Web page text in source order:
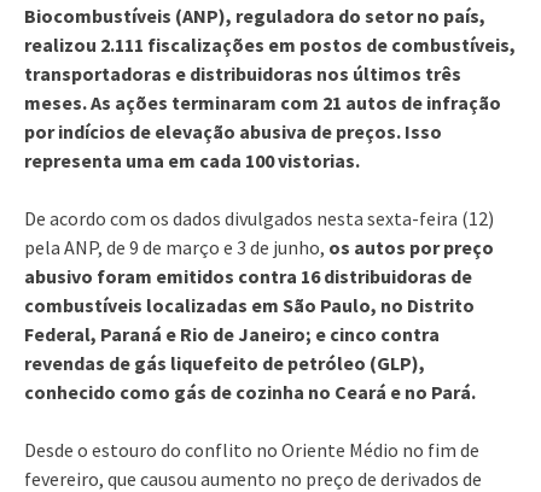
Biocombustíveis (ANP), reguladora do setor no país,
realizou 2.111 fiscalizações em postos de combustíveis,
transportadoras e distribuidoras nos últimos três
meses. As ações terminaram com 21 autos de infração
por indícios de elevação abusiva de preços. Isso
representa uma em cada 100 vistorias.
De acordo com os dados divulgados nesta sexta-feira (12)
pela ANP, de 9 de março e 3 de junho, os autos por preço
abusivo foram emitidos contra 16 distribuidoras de
combustíveis localizadas em São Paulo, no Distrito
Federal, Paraná e Rio de Janeiro; e cinco contra
revendas de gás liquefeito de petróleo (GLP),
conhecido como gás de cozinha no Ceará e no Pará.
Desde o estouro do conflito no Oriente Médio no fim de
fevereiro, que causou aumento no preço de derivados de